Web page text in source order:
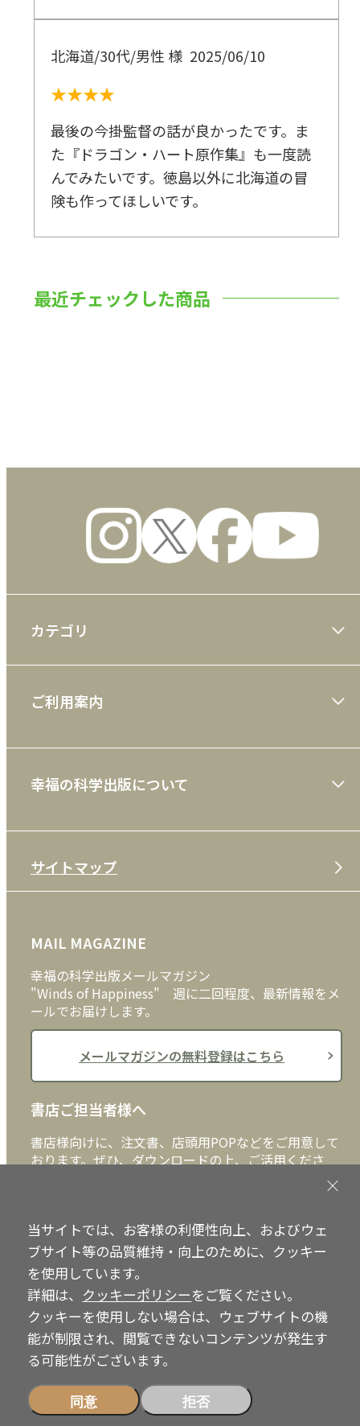
北海道/30代/男性 様 2025/06/10
★★★★
最後の今掛監督の話が良かったです。ま
た『ドラゴン・ハート原作集』も一度読
んでみたいです。徳島以外に北海道の冒
険も作ってほしいです。
最近チェックした商品
カテゴリ
雑誌
CD
DVD・ブルーレイ
外国語
ご利用案内
利用規約
特定商取引法
プライバシーポリシー
クッキーポリシー
幸福の科学出版について
メディア・ライブラリー
サイトマップ
MAIL MAGAZINE
幸福の科学出版メールマガジン
"Winds of Happiness" 週に二回程度、最新情報をメ
ールでお届けします。
メールマガジンの無料登録はこちら
書店ご担当者様へ
書店様向けに、注文書、店頭用POPなどをご用意して
おります。ぜひ、ダウンロードの上、ご活用くださ
書店ご担当者様へ
Copyright © IRH Press Co.,Ltd. All Rights Reserved.
当サイトでは、お客様の利便性向上、およびウェ
ブサイト等の品質維持・向上のために、クッキー
を使用しています。
詳細は、 クッキーポリシーをご覧ください。
クッキーを使用しない場合は、ウェブサイトの機
能が制限され、閲覧できないコンテンツが発生す
る可能性がございます。
同意 拒否